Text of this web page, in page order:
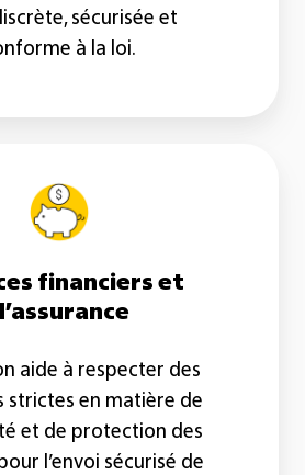
sécurisée et
à la loi.
financiers et
aide à respecter des
strictes en matière de
et de protection des
l’envoi sécurisé de